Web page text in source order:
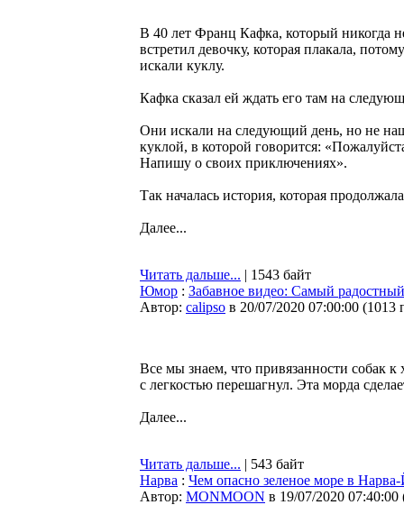
В 40 лет Франц Кафка, который никогда
встретил девочку, которая плакала,
искали куклу.
Кафка сказал ей ждать его там на
Они искали на следующий день, но не
куклой, в которой говорится:
Напишу о своих приключениях».
Так началась история, которая
Далее...
Читать дальше... | 1543 байт
Юмор : Забавное видео: Самый
Автор: calipso в 20/07/2020 07:00:00 (1013
Все мы знаем, что привязанности собак
с легкостью перешагнул. Эта морда
Далее...
Читать дальше... | 543 байт
Нарва : Чем опасно зеленое море в
Автор: MONMOON в 19/07/2020 07:40:00